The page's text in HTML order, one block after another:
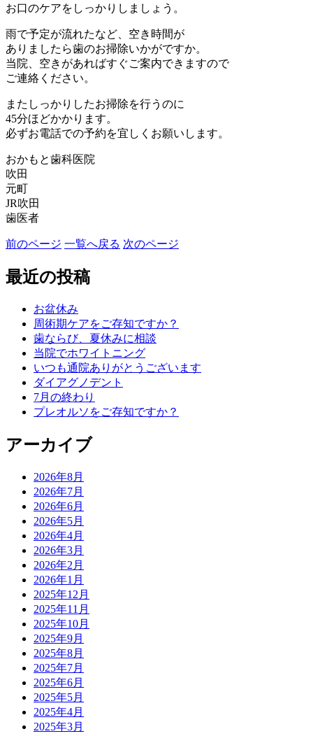
お口のケアをしっかりしましょう。
雨で予定が流れたなど、空き時間が
ありましたら歯のお掃除いかがですか。
当院、空きがあればすぐご案内できますので
ご連絡ください。
またしっかりしたお掃除を行うのに
45分ほどかかります。
必ずお電話での予約を宜しくお願いします。
おかもと歯科医院
吹田
元町
JR吹田
歯医者
前のページ 一覧へ戻る 次のページ
最近の投稿
お盆休み
周術期ケアをご存知ですか？
歯ならび、夏休みに相談
当院でホワイトニング
いつも通院ありがとうございます
ダイアグノデント
7月の終わり
プレオルソをご存知ですか？
アーカイブ
2026年8月
2026年7月
2026年6月
2026年5月
2026年4月
2026年3月
2026年2月
2026年1月
2025年12月
2025年11月
2025年10月
2025年9月
2025年8月
2025年7月
2025年6月
2025年5月
2025年4月
2025年3月